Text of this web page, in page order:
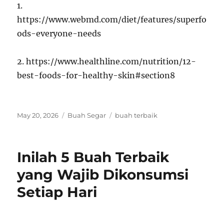
1.
https://www.webmd.com/diet/features/superfo
ods-everyone-needs
2. https://www.healthline.com/nutrition/12-
best-foods-for-healthy-skin#section8
Posted
May 20, 2026 Categories
Buah Segar Tags
buah terbaik
Inilah 5 Buah Terbaik
yang Wajib Dikonsumsi
Setiap Hari